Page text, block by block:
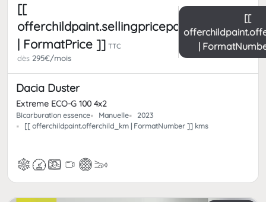
[[
offerchildpaint.sellingpricepart_ttc
| FormatPrice ]] TTC
dès 295€/mois
[[
|
Dacia Duster
Extreme ECO-G 100 4x2
Bicarburation essence Manuelle
2023
[[ offerchildpaint.offerchild_km | FormatNumber ]] kms